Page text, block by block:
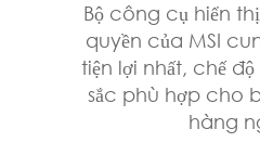
Bộ công cụ hiển
quyền của MSI
tiện lợi nhất, chế
sắc phù hợp cho
hàng